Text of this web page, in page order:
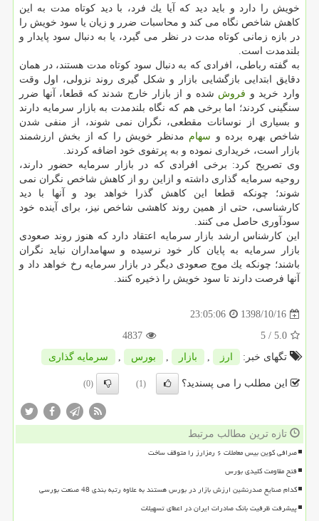
خویش را دارد و باید دید كه آیا یك فرد، با دید كوتاه مدت به این
كاهش شاخص نگاه می كند و محاسبات ضرر و زیان یا سود خویش را
در بازه زمانی كوتاه مدت در نظر می گیرد، یا به دنبال سود پایدار و
بلندمدت است.
به گفته رباطی، افرادی كه به دنبال سود كوتاه مدت هستند، در همان
دقایق ابتدایی بازگشایی بازار و شكل گیری روند نزولی، اول وقت
وارد خرید و فروش شده و از بازار خارج شدند كه قطعا، آنها ضرر
سنگینی كردند؛ اما برخی هم كه نگاه بلندمدت به بازار سرمایه دارند
و بسیاری از نوسانات مقطعی، نگران نمی شوند، از منفی شدن
شاخص بهره برده و سهام مدنظر خویش را كه از بخش ارزشمند
بازار است، خریداری نموده و به پرتفوی خود اضافه كردند.
وی تصریح كرد: برخی افرادی كه در بازار سرمایه حضور دارند،
روحیه سرمایه گذاری داشته و ازاین رو از كاهش شاخص نگران نمی
شوند؛ چونكه قطعا این كاهش گذرا خواهد بود و آنها با دید
كارشناسی، حتی از همین روند كاهشی شاخص نیز، برای آینده خود
سودآوری حاصل می كنند.
این كارشناس ارشد بازار سرمایه اعتقاد دارد كه هنوز روند صعودی
بازار سرمایه به پایان كار خود نرسیده و سهامداران نباید نگران
باشند؛ چونكه یك موج صعودی دیگر در بازار سرمایه رخ خواهد داد و
آنها فرصت دارند تا سود خویش را ذخیره كنند.
1398/10/16
23:05:06
5.0
/ 5
4837
تگهای خبر:
ارز , بازار , بورس , سرمایه گذاری
این مطلب را می پسندید؟ (1)
(0)
تازه ترین مطالب مرتبط
صرافی کوین بیس معاملات ۶ رمزارز را متوقف ساخت
فتح مقاومت کلیدی بورس
کدام صنایع صدرنشین ارزش بازار در بورس هستند به علاوه رتبه بندی 48 صنعت بورسی
پیشرفت ظرفیت بانک صادرات ایران در اعطای تسهیلات